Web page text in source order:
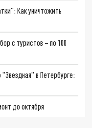
Как уничтожить
с туристов – по 100
в Петербурге:
до октября